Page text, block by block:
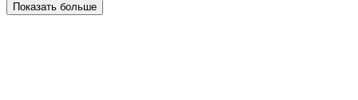
Показать больше